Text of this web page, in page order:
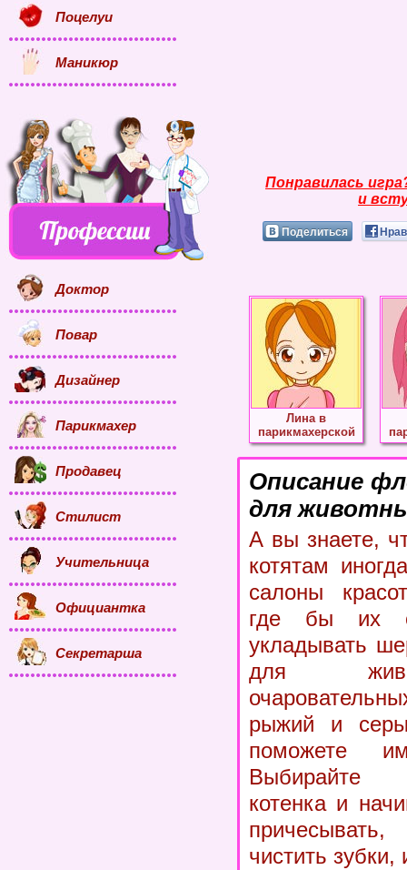
Понравилась
и
Поделиться
Лина в
парикмахерской
Описание
для
А вы знаете,
котятам
салоны
где бы их
укладывать
для
рыжий и
поможете
Выбирайте
котенка и
чистить зубки,
Поцелуи
Маникюр
Доктор
Повар
Дизайнер
Парикмахер
Продавец
Стилист
Учительница
Официантка
Секретарша